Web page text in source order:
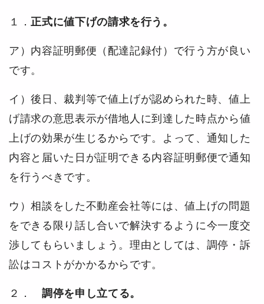
１．正式に値下げの請求を行う。
ア）内容証明郵便（配達記録付）で行う方が良い
です。
イ）後日、裁判等で値上げが認められた時、値上
げ請求の意思表示が借地人に到達した時点から値
上げの効果が生じるからです。よって、通知した
内容と届いた日が証明できる内容証明郵便で通知
を行うべきです。
ウ）相談をした不動産会社等には、値上げの問題
をできる限り話し合いで解決するように今一度交
渉してもらいましょう。理由としては、調停・訴
訟はコストがかかるからです。
２． 調停を申し立てる。